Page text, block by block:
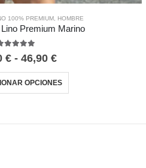
100% PREMIUM, HOMBRE
Premium Marino
€ - 46,90 €
OPCIONES